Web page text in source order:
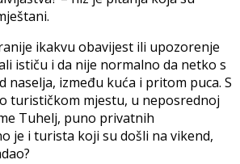
ikakvu obavijest ili upozorenje
ističu i da nije normalno da netko s
naselja, između kuća i pritom puca. S
turističkom mjestu, u neposrednoj
Tuhelj, puno privatnih
je i turista koji su došli na vikend,